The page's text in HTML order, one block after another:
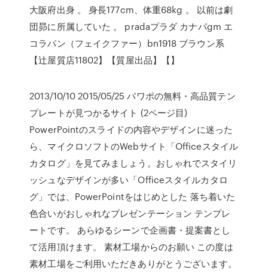
大阪府出身 。 身長177cm、体重68kg 。 以前は劇
団昴に所属していた 。 pradaプラダ カナパgm エ
コラパン（フェイクファー）bn1918 ブラウン系
【辻屋質店11802】【質屋出品】【】
2013/10/10 2015/05/25 パワポの無料・高品質テン
プレートが見つかるサイト (2ページ目)
PowerPointのスライドの内容やデザインに迷った
ら、マイクロソフトのWebサイト「Officeスタイル
カタログ」を見てみましょう。おしゃれでスタイリ
ッシュなデザインが多い「Officeスタイルカタロ
グ」では、PowerPointをはじめとした 落ち着いた
色合いがおしゃれなプレゼンテーション テンプレ
ートです。 あらゆるシーンで企画書・提案書とし
て活用頂けます。 素材工場からのお願い この度は
素材工場をご利用いただきありがとうございます。